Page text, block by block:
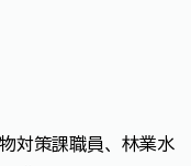
対策課職員、林業水